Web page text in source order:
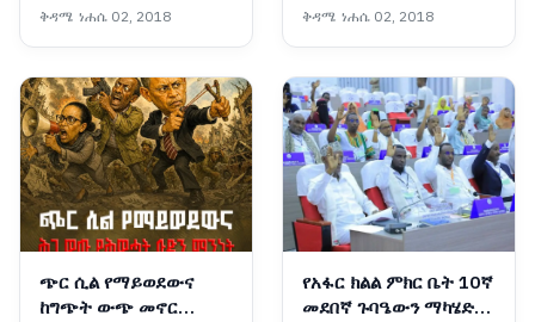
ቅዳሜ ነሐሴ 02, 2018
እየለማ ነው
ቅዳሜ ነሐሴ 02, 2018
ጭር ሲል የማይወደውና
ከግጭት ውጭ መኖር
የአፋር ክልል ምክር ቤት 10ኛ
መደበኛ ጉባዔውን ማካሄድ